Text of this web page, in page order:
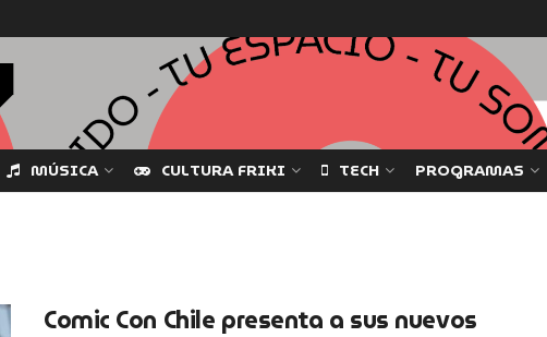
MÚSICA CULTURA FRIKI TECH PROGRAMAS
Comic Con Chile presenta a sus nuevos